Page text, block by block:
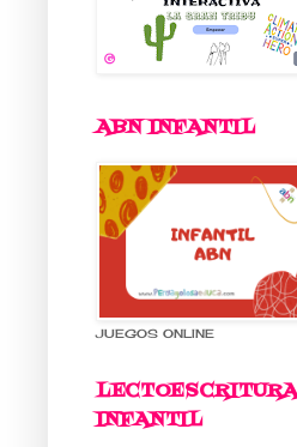
ABN INFANTIL
JUEGOS ONLINE
LECTOESCRITURA
INFANTIL